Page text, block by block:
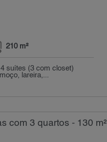
210 m²
suítes (3 com closet)
lareira,...
com 3 quartos - 130 m²